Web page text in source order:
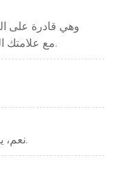
OEM مع علامتك التجارية، إذا كانت الكمية مناسبة.
نعم، يمكننا تقديم العينة وفقًا لمتطلباتك.